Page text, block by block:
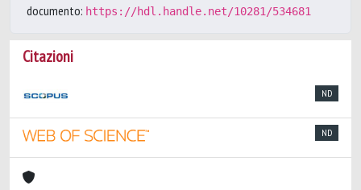
documento: https://hdl.handle.net/10281/534681
Citazioni
ND
ND